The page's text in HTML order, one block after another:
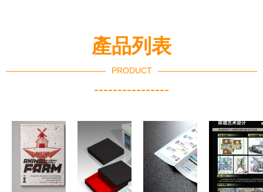
產品列表
PRODUCT
----------------